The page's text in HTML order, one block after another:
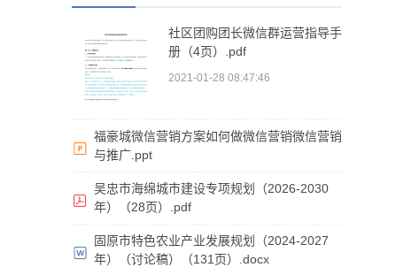
社区团购团长微信群运营指导手
册（4页）.pdf
2021-01-28 08:47:46
福豪城微信营销方案如何做微信营销微信营销
与推广.ppt
吴忠市海绵城市建设专项规划（2026-2030
年）（28页）.pdf
固原市特色农业产业发展规划（2024-2027
年）（讨论稿）（131页）.docx